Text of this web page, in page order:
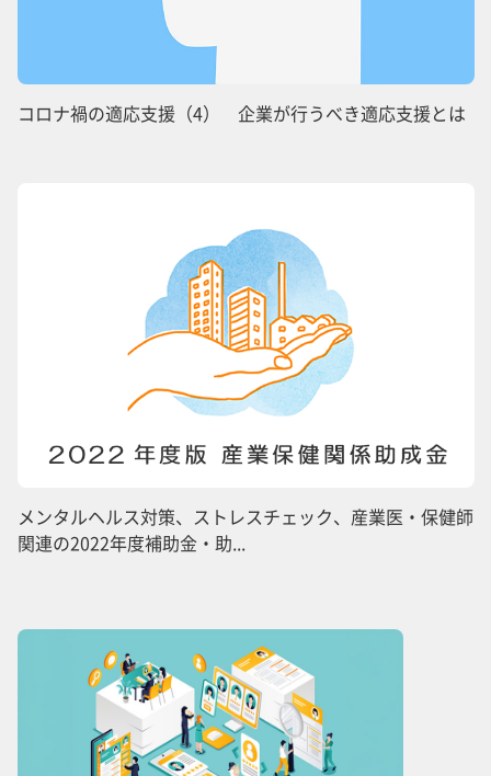
コロナ禍の適応支援（4） 企業が行うべき適応支援とは
メンタルヘルス対策、ストレスチェック、産業医・保健師
関連の2022年度補助金・助...